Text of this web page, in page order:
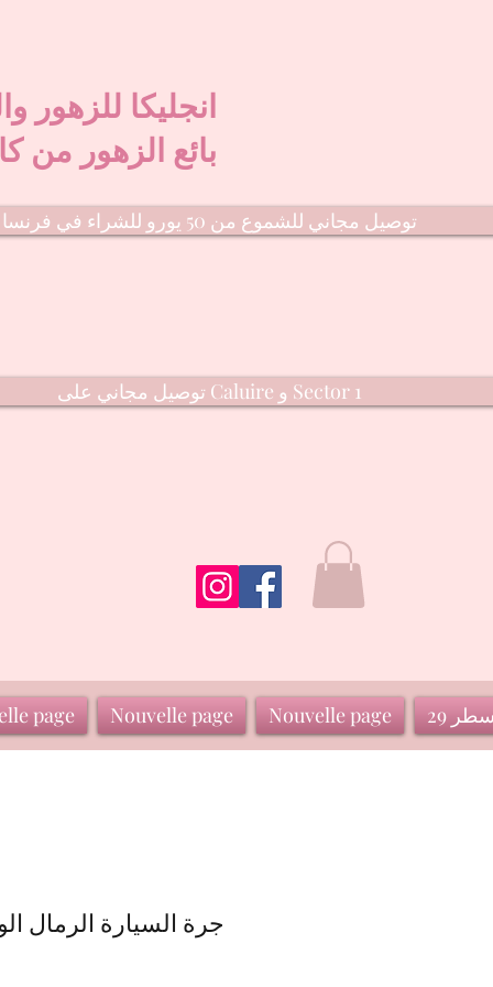
انجليكا للزهور
بائع الزهور من
توصيل مجاني للشموع من 50 يورو للشراء في فرنسا
توصيل مجاني على Caluire و Sector 1
page Nouvelle page Nouvelle page 29
جرة السيارة الرمال